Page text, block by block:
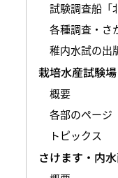
試験調査船「
各種調査・さ
稚内水試の出
栽培水産試験場
概要
各部のページ
トピックス
さけます・内